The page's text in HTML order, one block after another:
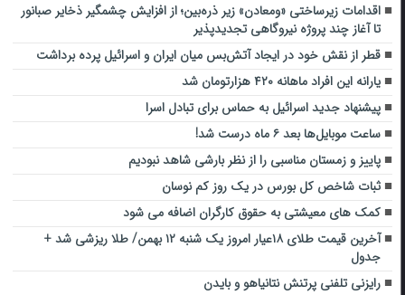
اقدامات زیرساختی «ومعادن» زیر ذره‌بین؛ از افزایش چشمگیر ذخایر صبانور
تا آغاز چند پروژه نیروگاهی تجدیدپذیر
قطر از نقش خود در ایجاد آتش‌بس میان ایران و اسرائیل پرده برداشت
یارانه این افراد ماهانه ۴۲۰ هزارتومان شد
پیشنهاد جدید اسرائیل به حماس برای تبادل اسرا
ساعت موبایل‌ها بعد ۶ ماه درست شد!
پاییز و زمستان مناسبی را از نظر بارشی شاهد نبودیم
ثبات شاخص کل بورس در یک روز کم نوسان
کمک‌ های معیشتی به حقوق کارگران اضافه می شود
آخرین قیمت طلای ۱۸عیار امروز یک شنبه ۱۲ بهمن/ طلا ریزشی شد +
جدول
رایزنی تلفنی پرتنش نتانیاهو و بایدن